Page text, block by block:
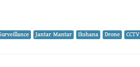
Jantar Mantar Ikshana Drone CCTV